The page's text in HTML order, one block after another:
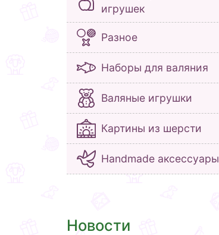
игрушек
Разное
Наборы для валяния
Валяные игрушки
Картины из шерсти
Handmade аксессуары
Новости